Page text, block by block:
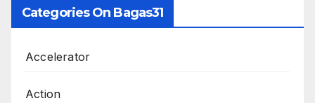
Categories On Bagas31
Accelerator
Action